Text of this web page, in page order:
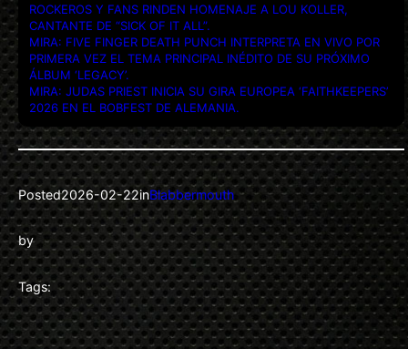
ROCKEROS Y FANS RINDEN HOMENAJE A LOU KOLLER,
CANTANTE DE “SICK OF IT ALL”.
MIRA: FIVE FINGER DEATH PUNCH INTERPRETA EN VIVO POR
PRIMERA VEZ EL TEMA PRINCIPAL INÉDITO DE SU PRÓXIMO
ÁLBUM ‘LEGACY’.
MIRA: JUDAS PRIEST INICIA SU GIRA EUROPEA ‘FAITHKEEPERS’
2026 EN EL BOBFEST DE ALEMANIA.
Posted2026-02-22inBlabbermouth
by
Tags: